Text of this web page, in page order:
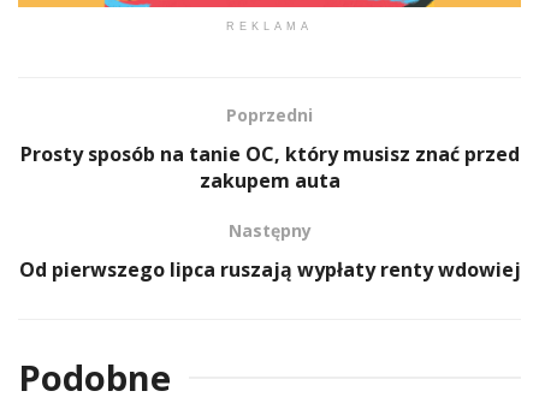
REKLAMA
Poprzedni
Prosty sposób na tanie OC, który musisz znać przed
zakupem auta
Następny
Od pierwszego lipca ruszają wypłaty renty wdowiej
Podobne